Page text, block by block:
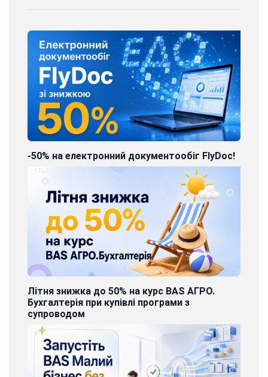
-50% на електронний документообіг FlyDoc!
Літня знижка до 50% на курс BAS АГРО.
Бухгалтерія при купівлі програми з
супроводом